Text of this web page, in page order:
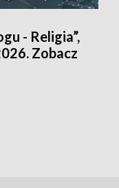
- Religia”,
Zobacz